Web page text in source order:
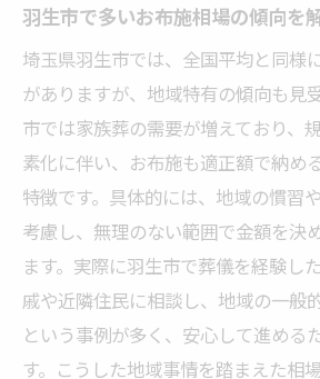
羽生市で多いお布施相場の傾向を
埼玉県羽生市では、全国平均と同様
がありますが、地域特有の傾向も見
市では家族葬の需要が増えており、
素化に伴い、お布施も適正額で納め
特徴です。具体的には、地域の慣習
考慮し、無理のない範囲で金額を決
ます。実際に羽生市で葬儀を経験し
戚や近隣住民に相談し、地域の一般
という事例が多く、安心して進める
す。こうした地域事情を踏まえた相